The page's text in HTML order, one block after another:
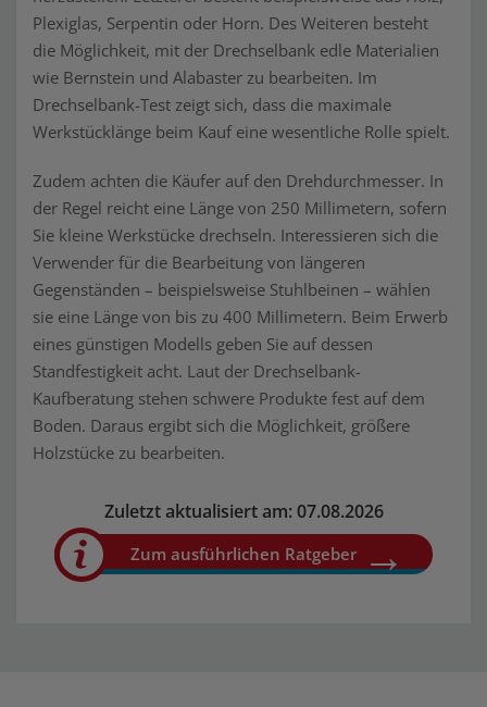
Plexiglas, Serpentin oder Horn. Des Weiteren besteht
die Möglichkeit, mit der Drechselbank edle Materialien
wie Bernstein und Alabaster zu bearbeiten. Im
Drechselbank-Test zeigt sich, dass die maximale
Werkstücklänge beim Kauf eine wesentliche Rolle spielt.
Zudem achten die Käufer auf den Drehdurchmesser. In
der Regel reicht eine Länge von 250 Millimetern, sofern
Sie kleine Werkstücke drechseln. Interessieren sich die
Verwender für die Bearbeitung von längeren
Gegenständen – beispielsweise Stuhlbeinen – wählen
sie eine Länge von bis zu 400 Millimetern. Beim Erwerb
eines günstigen Modells geben Sie auf dessen
Standfestigkeit acht. Laut der Drechselbank-
Kaufberatung stehen schwere Produkte fest auf dem
Boden. Daraus ergibt sich die Möglichkeit, größere
Holzstücke zu bearbeiten.
Zuletzt aktualisiert am: 07.08.2026
Zum ausführlichen Ratgeber